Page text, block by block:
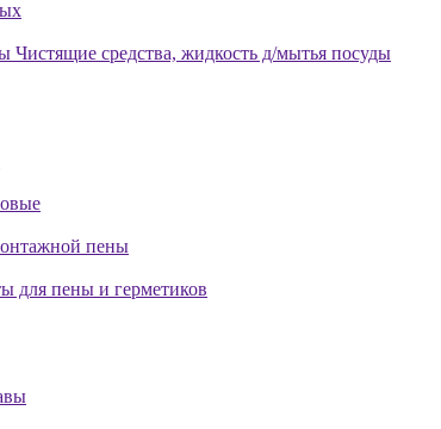
Чистящие средства, жидкость д/мытья посуды
пены
для пены и герметиков